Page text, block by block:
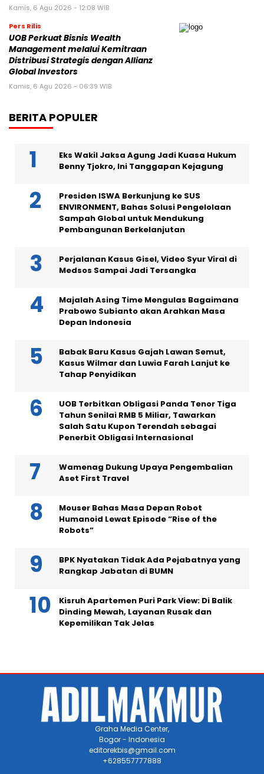
Kamis, 6 Agu 2026 - 12:08 WIB
Pers Rilis
UOB Perkuat Bisnis Wealth
Management melalui Kemitraan
Distribusi Strategis dengan Allianz
Global Investors
Kamis, 6 Agu 2026 - 06:39 WIB
BERITA POPULER
Eks Wakil Jaksa Agung Jadi Kuasa Hukum
Benny Tjokro, Ini Tanggapan Kejagung
Presiden ISWA Berkunjung ke SUS
ENVIRONMENT, Bahas Solusi Pengelolaan
Sampah Global untuk Mendukung
Pembangunan Berkelanjutan
Perjalanan Kasus Gisel, Video Syur Viral di
Medsos Sampai Jadi Tersangka
Majalah Asing Time Mengulas Bagaimana
Prabowo Subianto akan Arahkan Masa
Depan Indonesia
Babak Baru Kasus Gajah Lawan Semut,
Kasus Wilmar dan Luwia Farah Lanjut ke
Tahap Penyidikan
UOB Terbitkan Obligasi Panda Tenor Tiga
Tahun Senilai RMB 5 Miliar, Tawarkan
Salah Satu Kupon Terendah sebagai
Penerbit Obligasi Internasional
Wamenag Dukung Upaya Pengembalian
Aset First Travel
Mouser Bahas Masa Depan Robot
Humanoid Lewat Episode “Rise of the
Robots”
BPK Nyatakan Tidak Ada Pejabatnya yang
Rangkap Jabatan di BUMN
Kisruh Apartemen Puri Park View: Di Balik
Dinding Mewah, Layanan Rusak dan
Kepemilikan Tak Jelas
Graha Media Center,
Bogor - Indonesia
editorekbis@gmail.com
+628557777888